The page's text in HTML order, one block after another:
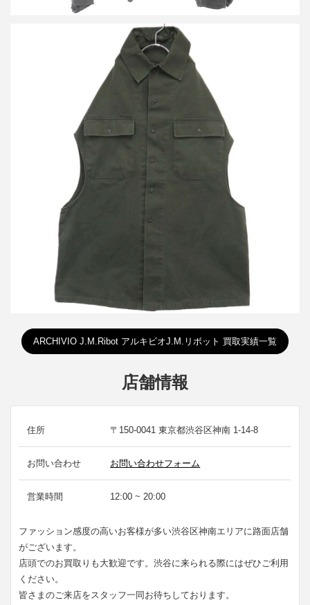
メゾン マルタン マルジェラ アーティザナル
買取金額75,000円
詳しく見る
ARCHIVIO J.M.Ribot アルキビオJ.M.リボット 買取実績一覧
店舗情報
住所 〒150-0041 東京都渋谷区神南 1-14-8
お問い合わせ お問い合わせフォーム
営業時間 12:00 ~ 20:00
ファッション感度の高いお客様が多い渋谷区神南エリアに路面店舗
がございます。
店頭でのお買取りも大歓迎です。渋谷に来られる際にはぜひご利用
ください。
皆さまのご来店をスタッフ一同お待ちしております。